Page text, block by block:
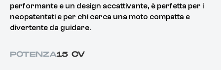
performante e un design accattivante, è perfetta per i
neopatentati e per chi cerca una moto compatta e
divertente da guidare.
POTENZA15 CV